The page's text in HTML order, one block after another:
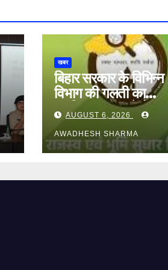
खबर
बिहार सरकार के विभिन्न
विभाग की गलती का
दुष्परिणाम भुगत रहे हैं
आमजन, पदाधिकारी और
अन्य हैं मौन
AUGUST 6, 2026
AWADHESH SHARMA